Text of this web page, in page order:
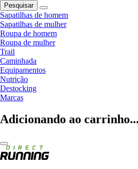
Pesquisar
Sapatilhas de homem
Sapatilhas de mulher
Roupa de homem
Roupa de mulher
Trail
Caminhada
Equipamentos
Nutrição
Destocking
Marcas
Adicionando ao carrinho...